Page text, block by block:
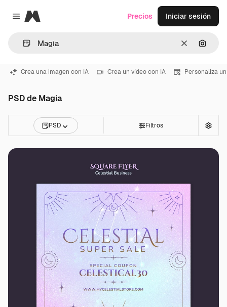
Close menu
Magnific
Borrar
Precios Iniciar sesión
Crea una imagen con IA Crea un vídeo con IA Personaliza
PSD de Magia
PSD Filtros